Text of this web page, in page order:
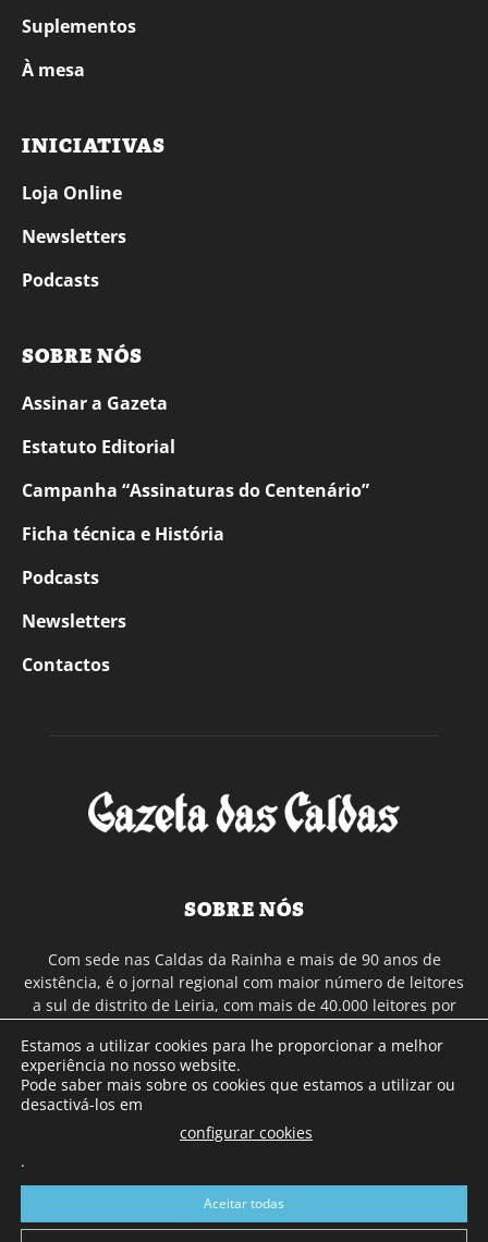
Suplementos
À mesa
INICIATIVAS
Loja Online
Newsletters
Podcasts
SOBRE NÓS
Assinar a Gazeta
Estatuto Editorial
Campanha “Assinaturas do Centenário”
Ficha técnica e História
Podcasts
Newsletters
Contactos
SOBRE NÓS
Com sede nas Caldas da Rainha e mais de 90 anos de
existência, é o jornal regional com maior número de leitores
a sul de distrito de Leiria, com mais de 40.000 leitores por
Continental e assinatura online.
SIGA-NOS
Estamos a utilizar cookies para lhe proporcionar a melhor
experiência no nosso website.
Pode saber mais sobre os cookies que estamos a utilizar ou
desactivá-los em
configurar cookies
.
Aceitar todas